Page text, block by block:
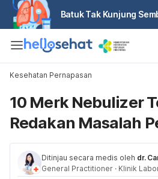
Batuk Tak Kunjung
Kesehatan Pernapasan
10 Merk Nebulizer
Redakan Masalah
Ditinjau secara medis oleh dr.
General Practitioner · Klinik